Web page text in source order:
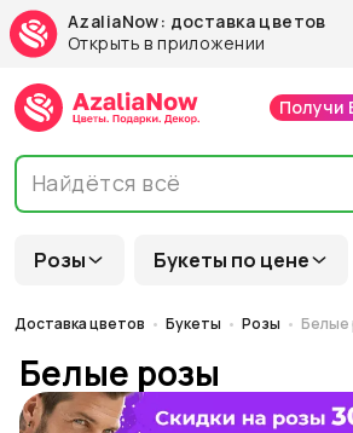
AzaliaNow: доставка цветов
Открыть в приложении
Розы Букеты по цене
Получи
Доставка цветов Букеты Розы Белые
Белые розы